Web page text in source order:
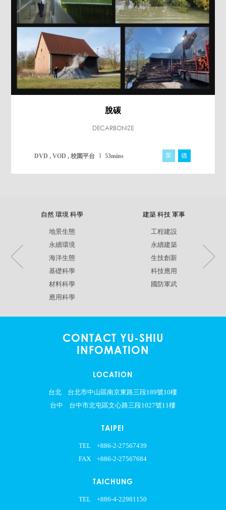
脫碳
DECARBONIZE
DVD , VOD , 校園平台 53mins 英 德
自然 環境 科學
地景生態
永續環境
海洋生態
基礎科學
材料科學
應用科學
建築 科技 軍事
工程建設
永續建築
生技創新
科技應用
國防軍武
CONTACT YU-SHIU
INFOMATION
LOCATION
台北
台北市中山區南京東路三段189號10樓
台中
台中市北屯區文心路三段1027號11樓
TAIPEI
TEL
+886-2-27567439
FAX
+886-2-27567684
TAICHUNG
TEL
+886-4-22981150